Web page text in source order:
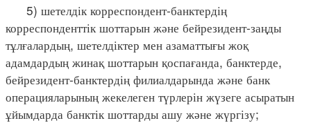
5) шетелдік корреспондент-банктердің
корреспонденттік шоттарын және бейрезидент-заңды
тұлғалардың, шетелдіктер мен азаматтығы жоқ
адамдардың жинақ шоттарын қоспағанда, банктерде,
бейрезидент-банктердің филиалдарында және банк
операцияларының жекелеген түрлерін жүзеге асыратын
ұйымдарда банктік шоттарды ашу және жүргізу;